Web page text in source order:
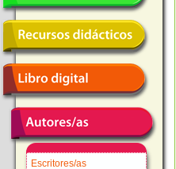
Escritores/as